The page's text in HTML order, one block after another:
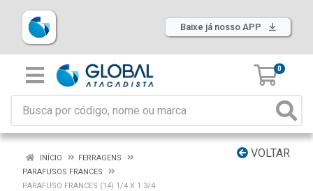
Baixe já nosso APP
0
VOLTAR
INÍCIO
FERRAGENS
PARAFUSOS FRANCES
PARAFUSO FRANCES (14) 1/4 X 1.3/4